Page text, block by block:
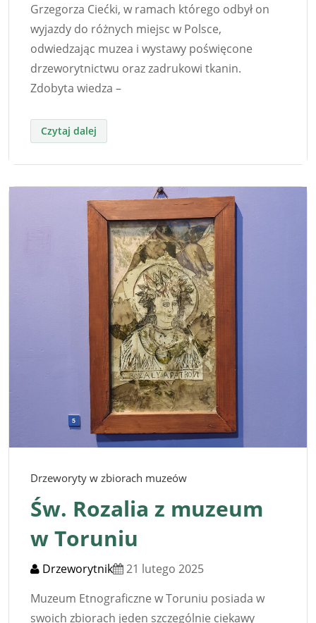
Grzegorza Ciećki, w ramach którego odbył on
wyjazdy do różnych miejsc w Polsce,
odwiedzając muzea i wystawy poświęcone
drzeworytnictwu oraz zadrukowi tkanin.
Zdobyta wiedza –
Drzeworyty w zbiorach muzeów
Św. Rozalia z muzeum
w Toruniu
Drzeworytnik
21 lutego 2025
Muzeum Etnograficzne w Toruniu posiada w
swoich zbiorach jeden szczególnie ciekawy